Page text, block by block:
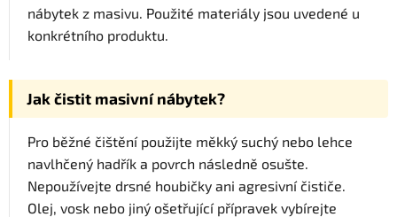
nábytek z masivu. Použité materiály jsou uvedené u
konkrétního produktu.
Jak čistit masivní nábytek?
Pro běžné čištění použijte měkký suchý nebo lehce
navlhčený hadřík a povrch následně osušte.
Nepoužívejte drsné houbičky ani agresivní čističe.
Olej, vosk nebo jiný ošetřující přípravek vybírejte